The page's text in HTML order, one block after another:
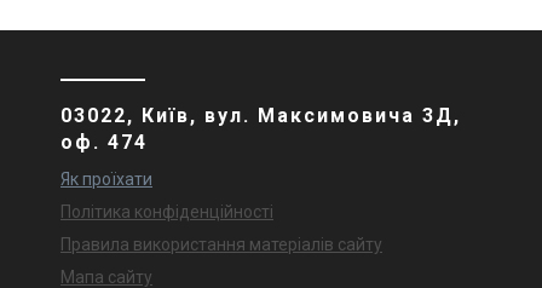
03022, Київ, вул. Максимовича 3Д,
оф. 474
Як проїхати
Політика конфіденційності
Правила використання матеріалів сайту
Мапа сайту